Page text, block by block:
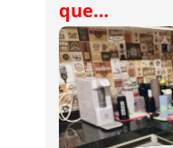
que…